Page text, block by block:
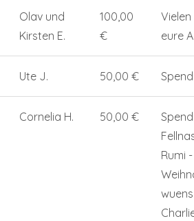
Olav und
Kirsten E.
100,00
€
eure
Ute J. 50,00 €
Cornelia H. 50,00 €
Rumi